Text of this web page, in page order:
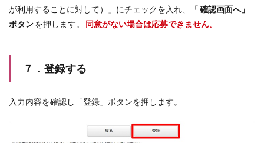
が利用することに対して）」にチェックを入れ、「確認画面へ」
ボタンを押します。 同意がない場合は応募できません。
７．登録する
入力内容を確認し「登録」ボタンを押します。